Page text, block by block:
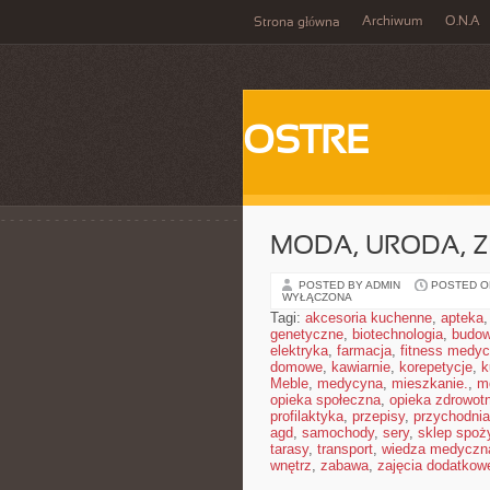
Strona główna Archiwum O.N.A
OSTRE
MODA, URODA,
POSTED BY ADMIN POSTED
WYŁĄCZONA
Tagi: akcesoria kuchenne, apteka,
genetyczne, biotechnologia,
elektryka, farmacja, fitness
domowe, kawiarnie, korepetycje,
Meble, medycyna, mieszkanie.,
opieka społeczna, opieka
profilaktyka, przepisy, przychodnia
agd, samochody, sery, sklep
tarasy, transport, wiedza
wnętrz, zabawa, zajęcia